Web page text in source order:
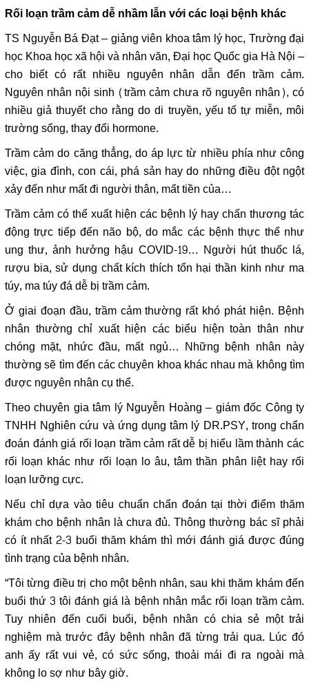
Rối loạn trầm cảm dễ nhầm lẫn với các loại bệnh khác
TS Nguyễn Bá Đạt – giảng viên khoa tâm lý học, Trường đại
học Khoa học xã hội và nhân văn, Đại học Quốc gia Hà Nội –
cho biết có rất nhiều nguyên nhân dẫn đến trầm cảm.
Nguyên nhân nội sinh (trầm cảm chưa rõ nguyên nhân), có
nhiều giả thuyết cho rằng do di truyền, yếu tố tự miễn, môi
trường sống, thay đổi hormone.
Trầm cảm do căng thẳng, do áp lực từ nhiều phía như công
việc, gia đình, con cái, phá sản hay do những điều đột ngột
xảy đến như mất đi người thân, mất tiền của…
Trầm cảm có thể xuất hiện các bệnh lý hay chấn thương tác
động trực tiếp đến não bộ, do mắc các bệnh thực thể như
ung thư, ảnh hưởng hậu COVID-19… Người hút thuốc lá,
rượu bia, sử dụng chất kích thích tổn hại thần kinh như ma
túy, ma túy đá dễ bị trầm cảm.
Ở giai đoạn đầu, trầm cảm thường rất khó phát hiện. Bệnh
nhân thường chỉ xuất hiện các biểu hiện toàn thân như
chóng mặt, nhức đầu, mất ngủ… Những bệnh nhân này
thường sẽ tìm đến các chuyên khoa khác nhau mà không tìm
được nguyên nhân cụ thể.
Theo chuyên gia tâm lý Nguyễn Hoàng – giám đốc Công ty
TNHH Nghiên cứu và ứng dụng tâm lý DR.PSY, trong chẩn
đoán đánh giá rối loạn trầm cảm rất dễ bị hiểu lầm thành các
rối loạn khác như rối loạn lo âu, tâm thần phân liệt hay rối
loạn lưỡng cực.
Nếu chỉ dựa vào tiêu chuẩn chẩn đoán tại thời điểm thăm
khám cho bệnh nhân là chưa đủ. Thông thường bác sĩ phải
có ít nhất 2-3 buổi thăm khám thì mới đánh giá được đúng
tình trạng của bệnh nhân.
“Tôi từng điều trị cho một bệnh nhân, sau khi thăm khám đến
buổi thứ 3 tôi đánh giá là bệnh nhân mắc rối loạn trầm cảm.
Tuy nhiên đến cuối buổi, bệnh nhân có chia sẻ một trải
nghiệm mà trước đây bệnh nhân đã từng trải qua. Lúc đó
anh ấy rất vui vẻ, có sức sống, thoải mái đi ra ngoài mà
không lo sợ như bây giờ.